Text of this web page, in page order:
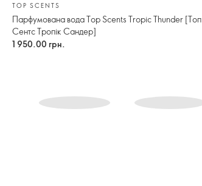
TOP SCENTS
Парфумована вода Top Scents Tropic Thunder [Топ
Сентс Тропік Сандер]
1 950.00 грн.